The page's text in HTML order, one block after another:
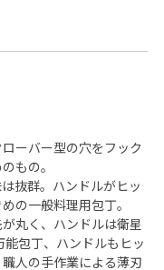
ーバー型の穴をフック
もの。
抜群。ハンドルがヒッ
の一般料理用包丁。
丸く、ハンドルは衛星
包丁、ハンドルもヒッ
人の手作業による薄刃